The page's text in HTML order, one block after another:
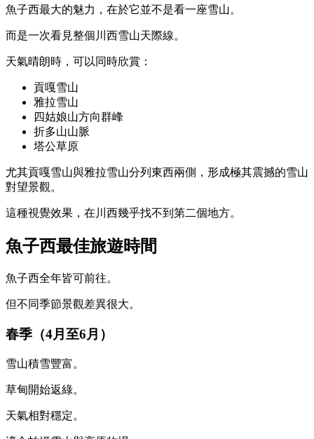
魚子西最大的魅力，在於它並不是看一座雪山。
而是一次看見整個川西雪山天際線。
天氣晴朗時，可以同時欣賞：
貢嘎雪山
雅拉雪山
四姑娘山方向群峰
折多山山脈
塔公草原
尤其貢嘎雪山與雅拉雪山分列東西兩側，形成極其震撼的雪山
對望景觀。
這種視覺效果，在川西幾乎找不到第二個地方。
魚子西最佳旅遊時間
魚子西全年皆可前往。
但不同季節景觀差異很大。
春季（4月至6月）
雪山積雪豐富。
草甸開始返綠。
天氣相對穩定。